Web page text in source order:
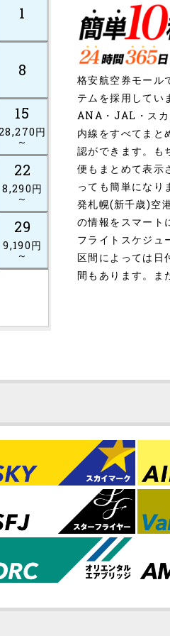
1
8
15
円
～
22
8,290円
～
29
9,190円
～
格安航空券モール
テムを採用してい
ANA・JAL・スカ
内線をすべてまと
認ができます。も
便もまとめて表示
っても簡単になり
発札幌(新千歳)空
の情報をスマート
フライトスケジュ
区間によっては日
間もあります。ま